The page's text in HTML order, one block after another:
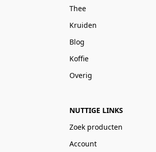
Thee
Kruiden
Blog
Koffie
Overig
NUTTIGE LINKS
Zoek producten
Account